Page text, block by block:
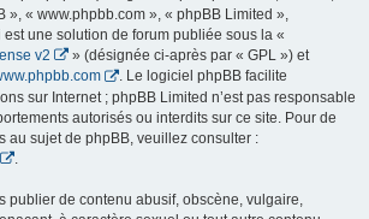
», « www.phpbb.com », « phpBB Limited »,
une solution de forum publiée sous la «
v2
» (désignée ci-après par « GPL ») et
. Le logiciel phpBB facilite
sur Internet ; phpBB Limited n’est pas responsable
autorisés ou interdits sur ce site. Pour de
au sujet de phpBB, veuillez consulter :
publier de contenu abusif, obscène, vulgaire,